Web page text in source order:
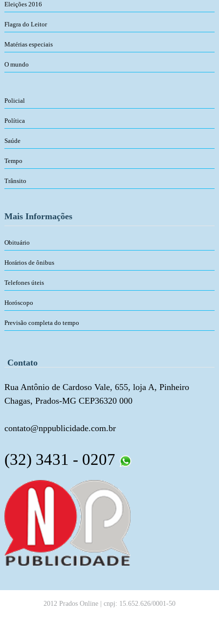
Eleições 2016
Flagra do Leitor
Matérias especiais
O mundo
Policial
Política
Saúde
Tempo
Trânsito
Mais Informações
Obituário
Horários de ônibus
Telefones úteis
Horóscopo
Previsão completa do tempo
Contato
Rua Antônio de Cardoso Vale, 655, loja A, Pinheiro
Chagas, Prados-MG CEP36320 000
contato@nppublicidade.com.br
(32) 3431 - 0207
2012 Prados Online | cnpj: 15.652.626/0001-50